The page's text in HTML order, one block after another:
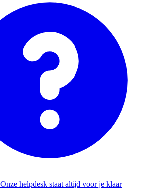
Onze helpdesk staat altijd voor je klaar